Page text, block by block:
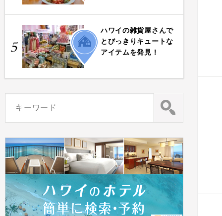
5
LIFE
ハワイの雑貨屋さんで
とびっきりキュートな
アイテムを発見！